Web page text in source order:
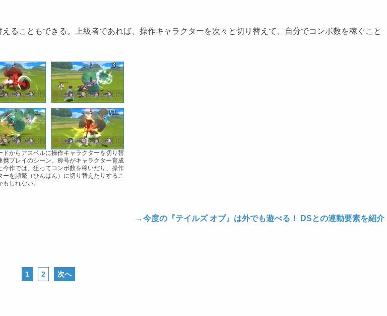
こともできる。上級者であれば、操作キャラクターを次々と切り替えて、自分でコンボ数を稼ぐこと
ドからアスベルに操作キャラクターを切り替
携プレイのシーン。称号がキャラクター育成
今作では、狙ってコンボ数を稼いだり、操作
ーを頻繁（ひんぱん）に切り替えたりするこ
もしれない。
→今度の『テイルズ オブ』は外でも遊べる！ DSとの連動要素を紹介
1 2 次へ